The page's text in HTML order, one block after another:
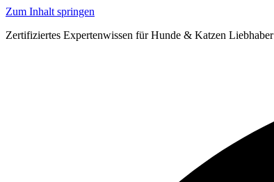
Zum Inhalt springen
Zertifiziertes Expertenwissen für Hunde & Katzen Liebhaber